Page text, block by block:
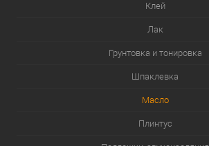
Клей
Лак
Грунтовка и тонировка
Шпаклевка
Масло
Плинтус